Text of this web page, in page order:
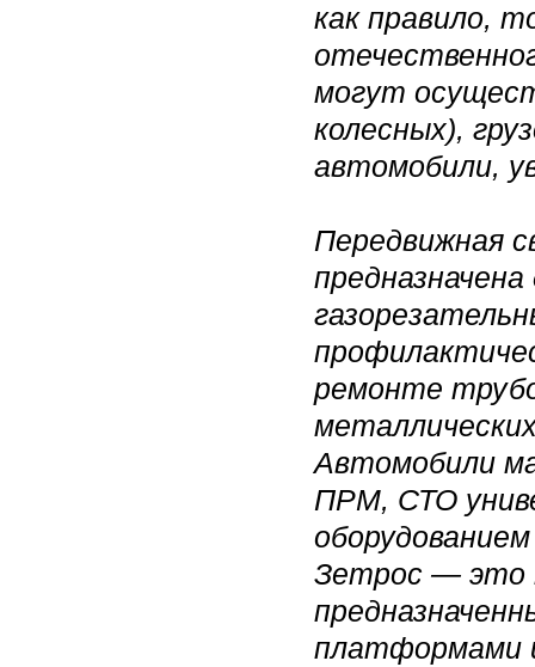
как правило,
могут
колесных),
автомобили,
Передвижная
ремонте
Автомобили
ПРМ, СТО
Зетрос — это